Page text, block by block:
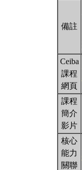
備註
Ceiba
課程
網頁
課程
簡介
影片
核心
能力
關聯